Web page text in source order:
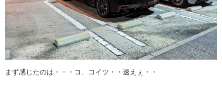
まず感じたのは・・・コ、コイツ・・速えぇ・・